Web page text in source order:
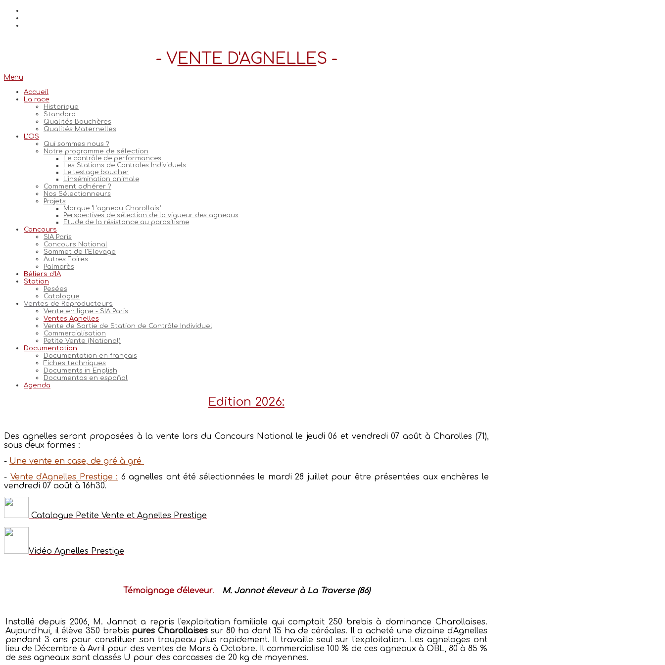
- VENTE D'AGNELLES -
Menu
Accueil
La race
Historique
Standard
Qualités Bouchères
Qualités Maternelles
L'OS
Qui sommes nous ?
Notre programme de sélection
Le contrôle de performances
Les Stations de Controles Individuels
Le testage boucher
L'insémination animale
Comment adhérer ?
Nos Sélectionneurs
Projets
Marque "L'agneau Charollais"
Perspectives de sélection de la vigueur des agneaux
Etude de la résistance au parasitisme
Concours
SIA Paris
Concours National
Sommet de l'Elevage
Autres Foires
Palmarès
Béliers d'IA
Station
Pesées
Catalogue
Ventes de Reproducteurs
Vente en ligne - SIA Paris
Ventes Agnelles
Vente de Sortie de Station de Contrôle Individuel
Commercialisation
Petite Vente (National)
Documentation
Documentation en français
Fiches techniques
Documents in English
Documentos en español
Agenda
Edition 2026:
Des agnelles seront proposées à la vente lors du Concours National le jeudi 06 et vendredi 07 août à Charolles (71),
sous deux formes :
- Une vente en case, de gré à gré
- Vente d'Agnelles Prestige : 6 agnelles ont été sélectionnées le mardi 28 juillet pour être présentées aux enchères le
vendredi 07 août à 16h30.
Catalogue Petite Vente et Agnelles Prestige
Vidéo Agnelles Prestige
Témoignage d'éleveur. M.Jannot éleveur à La Traverse (86)
Installé depuis 2006, M. Jannot a repris l'exploitation familiale qui comptait 250 brebis à dominance Charollaises.
Aujourd'hui, il élève 350 brebis pures Charollaisessur 80 ha dont 15 ha de céréales. Il a acheté une dizaine d'Agnelles
pendant 3 ans pour constituer son troupeau plus rapidement. Il travaille seul sur l'exploitation. Les agnelages ont
lieu de Décembre à Avril pour des ventes de Mars à Octobre. Il commercialise 100 % de ces agneaux à OBL, 80 à 85 %
de ses agneaux sont classés U pour des carcasses de 20 kg de moyennes.